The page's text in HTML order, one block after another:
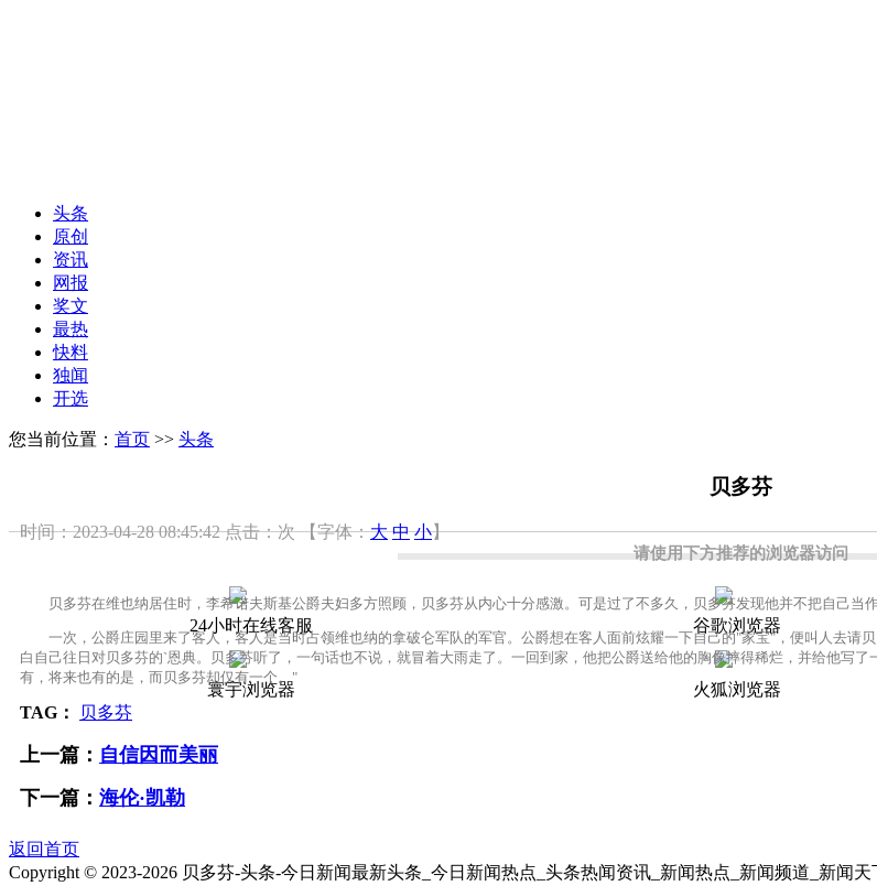
请使用下方推荐的浏览器访问
24小时在线客服 谷歌浏览器
寰宇浏览器 火狐浏览器
头条
原创
资讯
网报
奖文
最热
快料
独闻
开选
您当前位置： 首页 >> 头条
贝多芬
时间：2023-04-28 08:45:42点击：次 【字体：大 中 小】
贝多芬在维也纳居住时，李希诺夫斯基公爵夫妇多方照顾，贝多芬从内心十分感激。可是过了不多久，贝多芬发现他并不把自己当
一次，公爵庄园里来了客人，客人是当时占领维也纳的拿破仑军队的军官。公爵想在客人面前炫耀一下自己的"家宝"，便叫人去请
白自己往日对贝多芬的`恩典。贝多芬听了，一句话也不说，就冒着大雨走了。一回到家，他把公爵送给他的胸像摔得稀烂，并给他写
有，将来也有的是，而贝多芬却仅有一个。"
TAG： 贝多芬
上一篇： 自信因而美丽
下一篇： 海伦·凯勒
返回首页
Copyright © 2023-2026 贝多芬-头条-今日新闻最新头条_今日新闻热点_头条热闻资讯_新闻热点_新闻频道_新闻